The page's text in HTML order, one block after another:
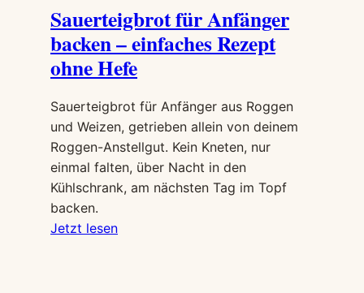
Sauerteigbrot für Anfänger
backen – einfaches Rezept
ohne Hefe
Sauerteigbrot für Anfänger aus Roggen
und Weizen, getrieben allein von deinem
Roggen-Anstellgut. Kein Kneten, nur
einmal falten, über Nacht in den
Kühlschrank, am nächsten Tag im Topf
backen.
Jetzt lesen: